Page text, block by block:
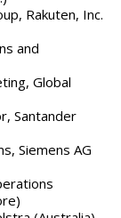
Rakuten, Inc.
and
Global
Santander
Siemens AG